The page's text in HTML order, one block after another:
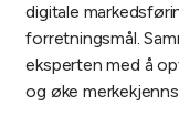
digitale
forretningsmål.
eksperten med å
og øke